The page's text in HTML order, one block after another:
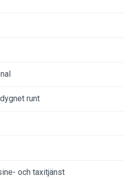
runt
och taxitjänst